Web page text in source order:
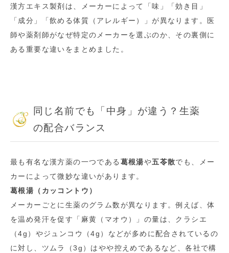
漢方エキス製剤は、メーカーによって「味」「効き目」
「成分」「飲める体質（アレルギー）」が異なります。医
師や薬剤師がなぜ特定のメーカーを選ぶのか、その裏側に
ある重要な違いをまとめました。
同じ名前でも「中身」が違う？生薬
の配合バランス
最も有名な漢方薬の一つである 葛根湯や五苓散でも、メー
カーによって微妙な違いがあります。
葛根湯（カッコントウ）
メーカーごとに生薬のグラム数が異なります。例えば、体
を温め発汗を促す「麻黄（マオウ）」の量は、クラシエ
（4g）やジュンコウ（4g）などが多めに配合されているの
に対し、ツムラ（3g）はやや控えめであるなど、各社で構